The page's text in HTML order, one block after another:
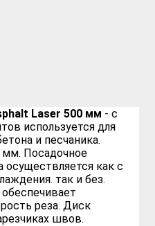
Laser 500 мм - с
используется для
и песчаника.
мм. Посадочное
как с
так и без.
реза. Диск
швов.